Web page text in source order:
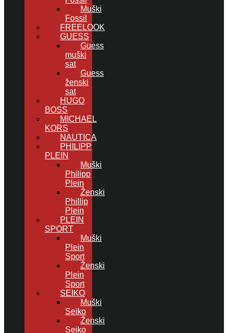
Muški
Fossil
FREELOOK
GUESS
Guess
muški
sat
Guess
ženski
sat
HUGO
BOSS
MICHAEL
KORS
NAUTICA
PHILIPP
PLEIN
Muški
Philipp
Plein
Ženski
Phillip
Plein
PLEIN
SPORT
Muški
Plein
Sport
Ženski
Plein
Sport
SEIKO
Muški
Seiko
Ženski
Seiko